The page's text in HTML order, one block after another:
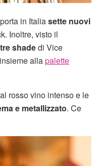
in Italiasette nuovi
Inoltre, visto il
tre shadedi Vice
allapalette
rosso vino intenso e le
e metallizzato. Ce